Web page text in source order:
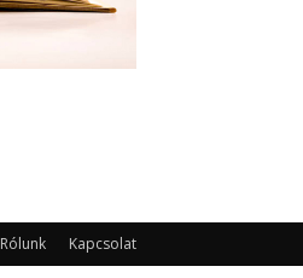
Rólunk Kapcsolat